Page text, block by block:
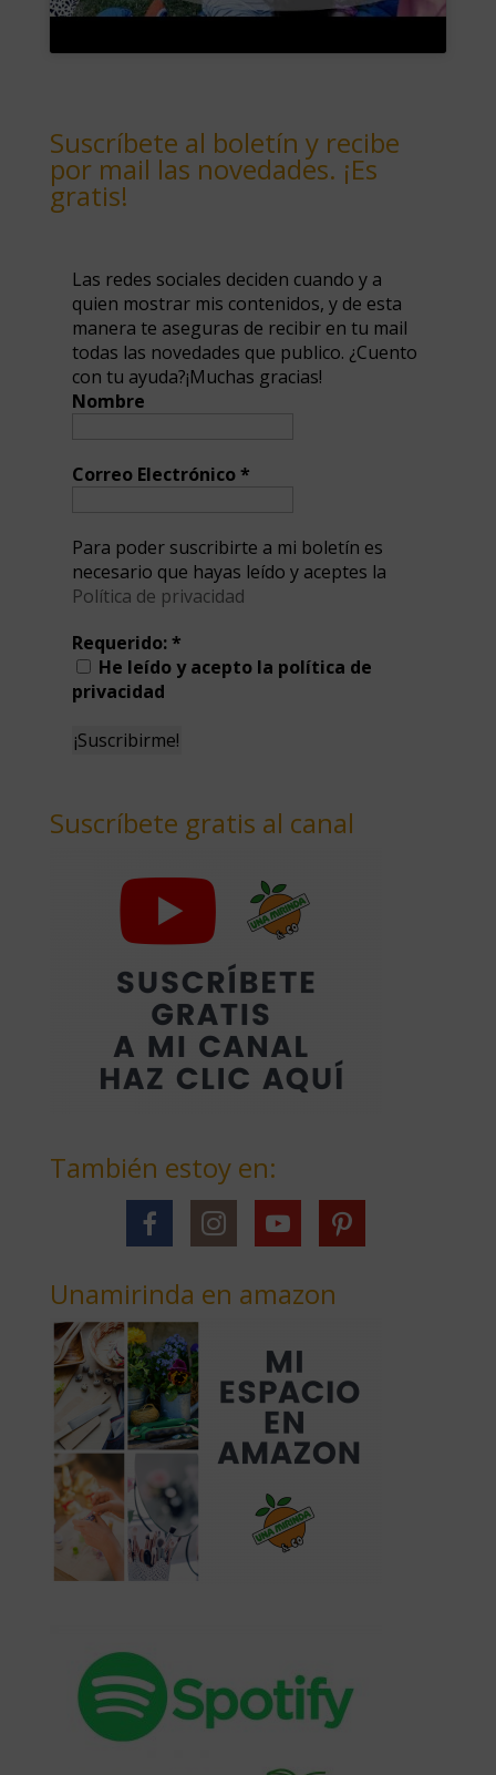
Suscríbete al boletín y recibe
por mail las novedades. ¡Es
gratis!
Las redes sociales deciden cuando y a
quien mostrar mis contenidos, y de esta
manera te aseguras de recibir en tu mail
todas las novedades que publico. ¿Cuento
con tu ayuda?¡Muchas gracias!
Nombre
Correo Electrónico*
Para poder suscribirte a mi boletín es
necesario que hayas leído y aceptes la
Política de privacidad
Requerido:*
He leído y acepto la política de
privacidad
Suscríbete gratis al canal
También estoy en:
Unamirinda en amazon